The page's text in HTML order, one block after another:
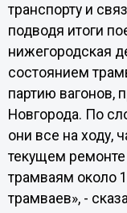
транспорту и
подводя итоги
нижегородская
состоянием
партию вагонов,
Новгорода. По
они все на ходу,
текущем
трамваям около
трамваев», -